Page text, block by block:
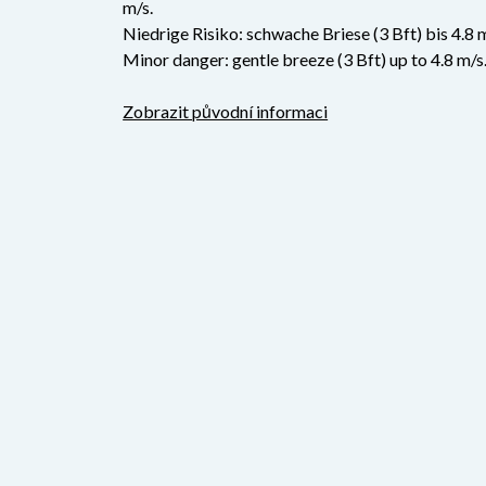
m/s.
Niedrige Risiko: schwache Briese (3 Bft) bis 4.8
Minor danger: gentle breeze (3 Bft) up to 4.8 m/s.
Zobrazit původní informaci